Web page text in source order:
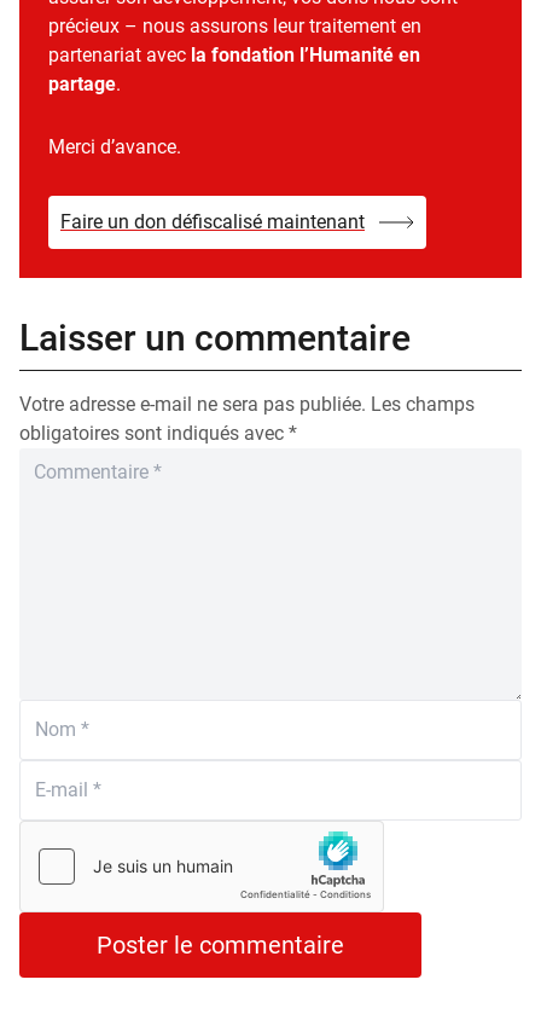
précieux – nous assurons leur traitement en
partenariat avec la fondation l’Humanité en
partage.
Merci d’avance.
Faire un don défiscalisé maintenant
Laisser un commentaire
Votre adresse e-mail ne sera pas publiée. Les champs
obligatoires sont indiqués avec *